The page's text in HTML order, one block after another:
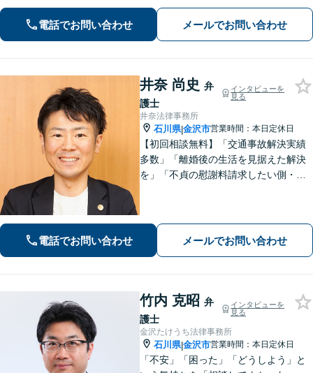
電話でお問い合わせ メールでお問い合わせ
井奈 尚史 弁
護士
インタビューを
見る
井奈法律事務所
石川県|金沢市営業時間：本日定休日
【初回相談無料】「交通事故解決実績
多数」「離婚後の生活を見据えた解決
を」「不貞の慰謝料請求したい側・さ
豊富」【完全個室】【子連れ相談可】
電話でお問い合わせ メールでお問い合わせ
竹内 克昭 弁
護士
インタビューを
見る
金沢たけうち法律事務所
石川県|金沢市営業時間：本日定休日
「不安」「困った」「どうしよう」と